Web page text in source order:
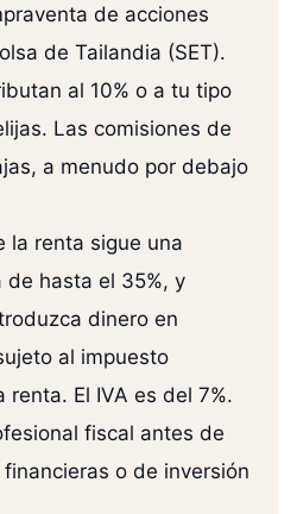
de acciones
de Tailandia (SET).
al 10% o a tu tipo
Las comisiones de
a menudo por debajo
la renta sigue una
de hasta el 35%, y
dinero en
al impuesto
El IVA es del 7%.
fiscal antes de
o de inversión